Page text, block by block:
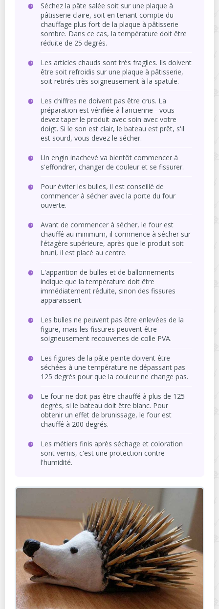
Séchez la pâte salée soit sur une plaque à
pâtisserie claire, soit en tenant compte du
chauffage plus fort de la plaque à pâtisserie
sombre. Dans ce cas, la température doit être
réduite de 25 degrés.
Les articles chauds sont très fragiles. Ils doivent
être soit refroidis sur une plaque à pâtisserie,
soit retirés très soigneusement à la spatule.
Les chiffres ne doivent pas être crus. La
préparation est vérifiée à l'ancienne - vous
devez taper le produit avec soin avec votre
doigt. Si le son est clair, le bateau est prêt, s'il
est sourd, vous devez le sécher.
Un engin inachevé va bientôt commencer à
s'effondrer, changer de couleur et se fissurer.
Pour éviter les bulles, il est conseillé de
commencer à sécher avec la porte du four
ouverte.
Avant de commencer à sécher, le four est
chauffé au minimum, il commence à sécher sur
l'étagère supérieure, après que le produit soit
bruni, il est placé au centre.
L'apparition de bulles et de ballonnements
indique que la température doit être
immédiatement réduite, sinon des fissures
apparaissent.
Les bulles ne peuvent pas être enlevées de la
figure, mais les fissures peuvent être
soigneusement recouvertes de colle PVA.
Les figures de la pâte peinte doivent être
séchées à une température ne dépassant pas
125 degrés pour que la couleur ne change pas.
Le four ne doit pas être chauffé à plus de 125
degrés, si le bateau doit être blanc. Pour
obtenir un effet de brunissage, le four est
chauffé à 200 degrés.
Les métiers finis après séchage et coloration
sont vernis, c'est une protection contre
l'humidité.